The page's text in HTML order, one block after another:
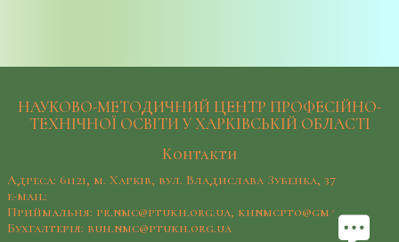
НАУКОВО-МЕТОДИЧНИЙ ЦЕНТР ПРОФЕСІЙНО-
ТЕХНІЧНОЇ ОСВІТИ У ХАРКІВСЬКІЙ ОБЛАСТІ
Контакти
Адреса: 61121, м. Харків, вул. Владислава Зубенка, 37
e-mail:
Приймальня: pr.nmc@ptukh.org.ua, khnmcpto@gmail.com
Бухгалтерія: buh.nmc@ptukh.org.ua